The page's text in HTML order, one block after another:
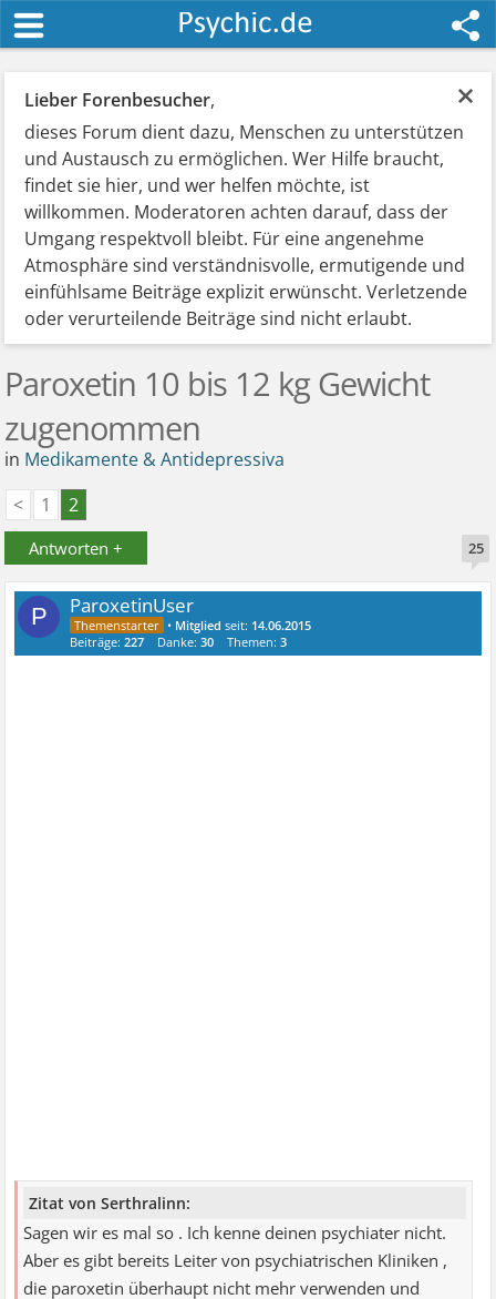
×
Lieber Forenbesucher,
dieses Forum dient dazu, Menschen zu unterstützen
und Austausch zu ermöglichen. Wer Hilfe braucht,
findet sie hier, und wer helfen möchte, ist
willkommen. Moderatoren achten darauf, dass der
Umgang respektvoll bleibt. Für eine angenehme
Atmosphäre sind verständnisvolle, ermutigende und
einfühlsame Beiträge explizit erwünscht. Verletzende
oder verurteilende Beiträge sind nicht erlaubt.
Paroxetin 10 bis 12 kg Gewicht
zugenommen
in Medikamente & Antidepressiva
<
1 2
Antworten + 25
P ParoxetinUser
• Mitglied seit: 14.06.2015
Beiträge:227 Danke:30 Themen:3
Zitat von Serthralinn:
Sagen wir es mal so . Ich kenne deinen psychiater nicht.
Aber es gibt bereits Leiter von psychiatrischen Kliniken ,
die paroxetin überhaupt nicht mehr verwenden und